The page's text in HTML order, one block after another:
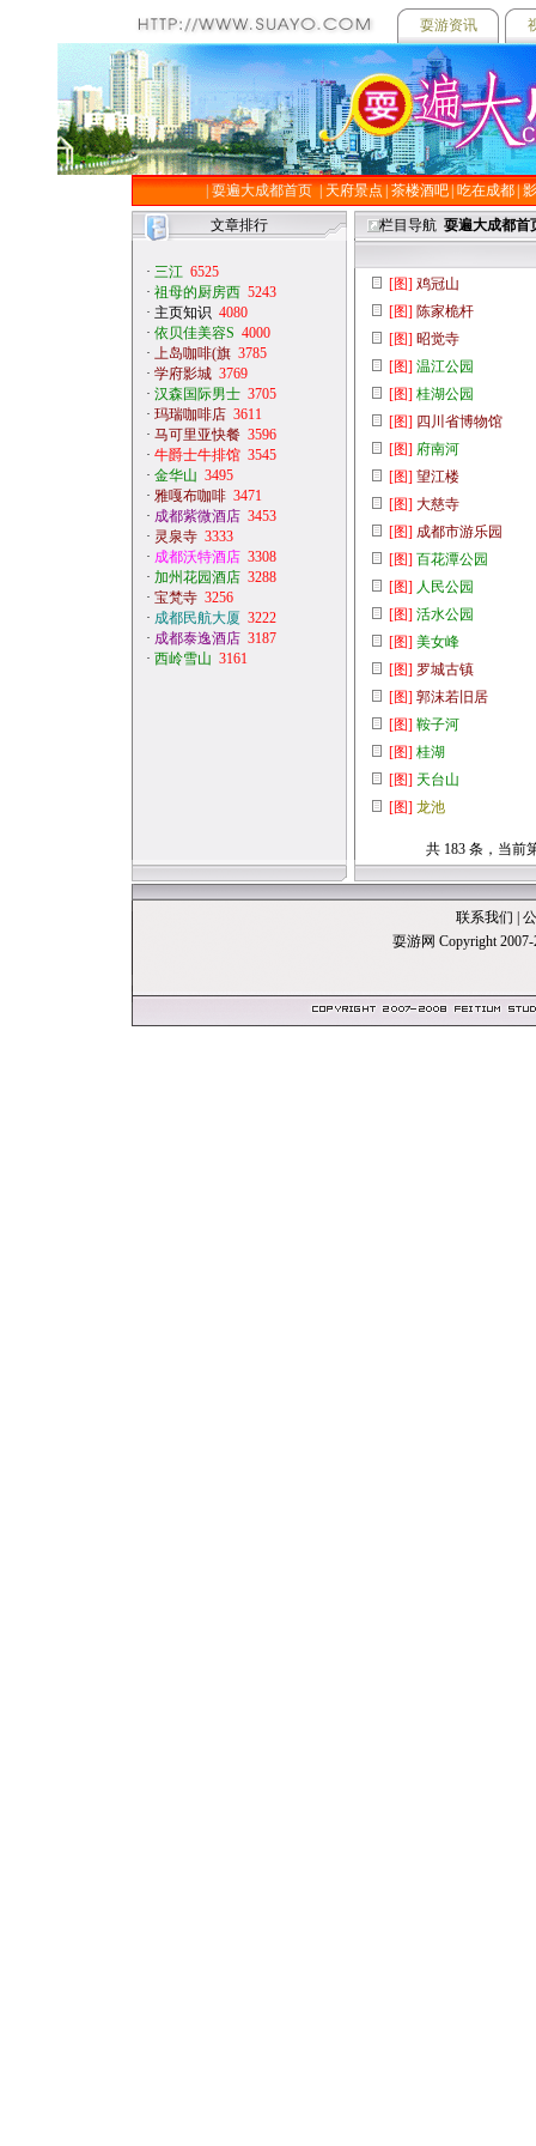
耍游资讯
耍遍大成都首页 | 天府景点 | 茶楼酒吧 | 吃在成都 |
文章排行
· 三江 6525
· 祖母的厨房西 5243
· 主页知识 4080
· 依贝佳美容S 4000
· 上岛咖啡(旗 3785
· 学府影城 3769
· 汉森国际男士 3705
· 玛瑞咖啡店 3611
· 马可里亚快餐 3596
· 牛爵士牛排馆 3545
· 金华山 3495
· 雅嘎布咖啡 3471
· 成都紫微酒店 3453
· 灵泉寺 3333
· 成都沃特酒店 3308
· 加州花园酒店 3288
· 宝梵寺 3256
· 成都民航大厦 3222
· 成都泰逸酒店 3187
· 西岭雪山 3161
栏目导航 耍遍大成都首
[图] 鸡冠山
[图] 陈家桅杆
[图] 昭觉寺
[图] 温江公园
[图] 桂湖公园
[图] 四川省博物馆
[图] 府南河
[图] 望江楼
[图] 大慈寺
[图] 成都市游乐园
[图] 百花潭公园
[图] 人民公园
[图] 活水公园
[图] 美女峰
[图] 罗城古镇
[图] 郭沫若旧居
[图] 鞍子河
[图] 桂湖
[图] 天台山
[图] 龙池
共 183 条，当前
联系我们
耍游网 Copyright